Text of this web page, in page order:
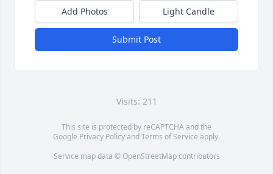
Add Photos Light Candle
Submit Post
Visits: 211
This site is protected by reCAPTCHA and the
Google Privacy PolicyandTerms of Service apply.
Service map data © OpenStreetMapcontributors